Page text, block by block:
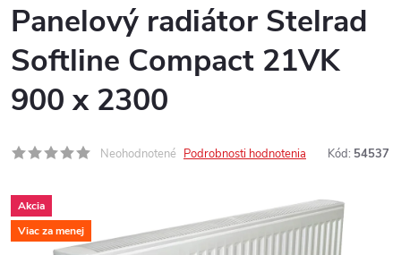
Panelový radiátor Stelrad
Softline Compact 21VK
900 x 2300
Neohodnotené Podrobnosti hodnotenia Kód: 54537
Akcia
Viac za menej